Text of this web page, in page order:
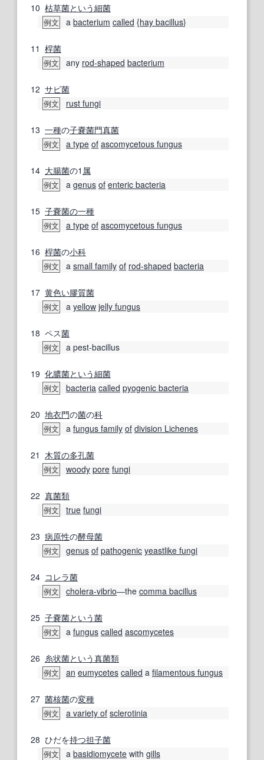
10 枯草菌という細菌
例文 a bacterium called {hay bacillus}
11 桿菌
例文 any rod-shaped bacterium
12 サビ菌
例文 rust fungi
13 一種の子嚢菌門真菌
例文 a type of ascomycetous fungus
14 大腸菌の1 属
例文 a genus of enteric bacteria
15 子嚢菌の一種
例文 a type of ascomycetous fungus
16 桿菌の小科
例文 a small family of rod-shaped bacteria
17 黄色い膠質菌
例文 a yellow jelly fungus
18 ペス菌
例文 a pest-bacillus
19 化膿菌という細菌
例文 bacteria called pyogenic bacteria
20 地衣門の菌の科
例文 a fungus family of division Lichenes
21 木質の多孔菌
例文 woody pore fungi
22 真菌類
例文 true fungi
23 病原性の酵母菌
例文 genus of pathogenic yeastlike fungi
24 コレラ菌
例文 cholera-vibrio―the comma bacillus
25 子嚢菌という菌
例文 a fungus called ascomycetes
26 糸状菌という真菌類
例文 an eumycetes called a filamentous fungus
27 菌核菌の変種
例文 a variety of sclerotinia
28 ひだを持つ担子菌
例文 a basidiomycete with gills